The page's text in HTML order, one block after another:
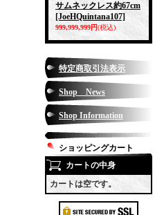
サムネックレス約67cm
[JoeHQuintana107]
999,999,999円(税込)
特定商取引法表示
Shop News
Shop Information
ショッピングカート
カートの中身
カートは空です。